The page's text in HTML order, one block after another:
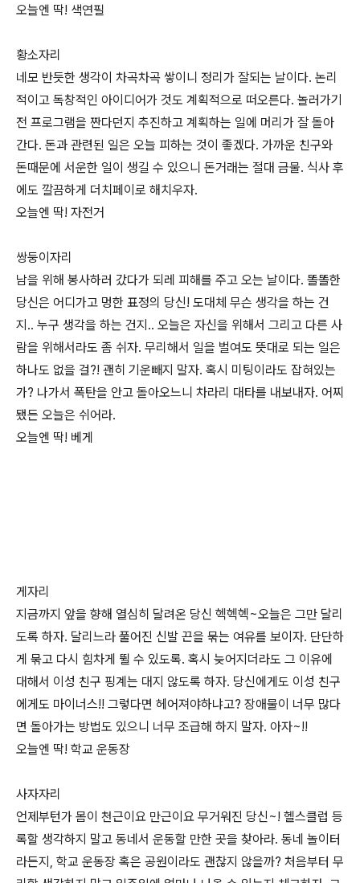
오늘엔 딱! 색연필
황소자리
네모 반듯한 생각이 차곡차곡 쌓이니 정리가 잘되는 날이다. 논리
적이고 독창적인 아이디어가 것도 계획적으로 떠오른다. 놀러가기
전 프로그램을 짠다던지 추진하고 계획하는 일에 머리가 잘 돌아
간다. 돈과 관련된 일은 오늘 피하는 것이 좋겠다. 가까운 친구와
돈때문에 서운한 일이 생길 수 있으니 돈거래는 절대 금물. 식사 후
에도 깔끔하게 더치페이로 해치우자.
오늘엔 딱! 자전거
쌍둥이자리
남을 위해 봉사하러 갔다가 되레 피해를 주고 오는 날이다. 똘똘한
당신은 어디가고 멍한 표정의 당신! 도대체 무슨 생각을 하는 건
지.. 누구 생각을 하는 건지.. 오늘은 자신을 위해서 그리고 다른 사
람을 위해서라도 좀 쉬자. 무리해서 일을 벌여도 뜻대로 되는 일은
하나도 없을 걸?! 괜히 기운빼지 말자. 혹시 미팅이라도 잡혀있는
가? 나가서 폭탄을 안고 돌아오느니 차라리 대타를 내보내자. 어찌
됐든 오늘은 쉬어라.
오늘엔 딱! 베게
게자리
지금까지 앞을 향해 열심히 달려온 당신 헥헥헥~오늘은 그만 달리
도록 하자. 달리느라 풀어진 신발 끈을 묶는 여유를 보이자. 단단하
게 묶고 다시 힘차게 뛸 수 있도록. 혹시 늦어지더라도 그 이유에
대해서 이성 친구 핑계는 대지 않도록 하자. 당신에게도 이성 친구
에게도 마이너스!! 그렇다면 헤어져야하냐고? 장애물이 너무 많다
면 돌아가는 방법도 있으니 너무 조급해 하지 말자. 아자~!!
오늘엔 딱! 학교 운동장
사자자리
언제부턴가 몸이 천근이요 만근이요 무거워진 당신~! 헬스클럽 등
록할 생각하지 말고 동네서 운동할 만한 곳을 찾아라. 동네 놀이터
라든지, 학교 운동장 혹은 공원이라도 괜찮지 않을까? 처음부터 무